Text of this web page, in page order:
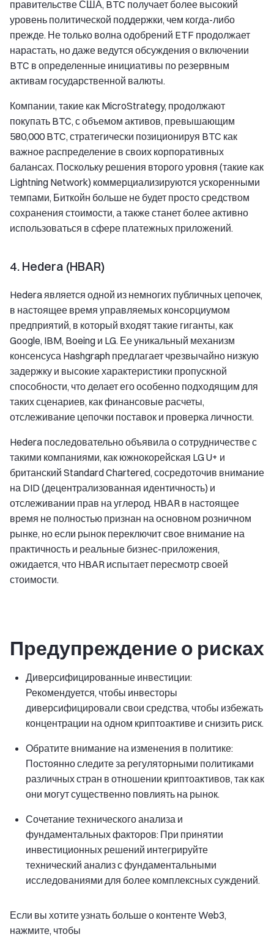
правительстве США, BTC получает более высокий
уровень политической поддержки, чем когда-либо
прежде. Не только волна одобрений ETF продолжает
нарастать, но даже ведутся обсуждения о включении
BTC в определенные инициативы по резервным
активам государственной валюты.
Компании, такие как MicroStrategy, продолжают
покупать BTC, с объемом активов, превышающим
580,000 BTC, стратегически позиционируя BTC как
важное распределение в своих корпоративных
балансах. Поскольку решения второго уровня (такие как
Lightning Network) коммерциализируются ускоренными
темпами, Биткойн больше не будет просто средством
сохранения стоимости, а также станет более активно
использоваться в сфере платежных приложений.
4. Hedera (HBAR)
Hedera является одной из немногих публичных цепочек,
в настоящее время управляемых консорциумом
предприятий, в который входят такие гиганты, как
Google, IBM, Boeing и LG. Ее уникальный механизм
консенсуса Hashgraph предлагает чрезвычайно низкую
задержку и высокие характеристики пропускной
способности, что делает его особенно подходящим для
таких сценариев, как финансовые расчеты,
отслеживание цепочки поставок и проверка личности.
Hedera последовательно объявила о сотрудничестве с
такими компаниями, как южнокорейская LG U+ и
британский Standard Chartered, сосредоточив внимание
на DID (децентрализованная идентичность) и
отслеживании прав на углерод. HBAR в настоящее
время не полностью признан на основном розничном
рынке, но если рынок переключит свое внимание на
практичность и реальные бизнес-приложения,
ожидается, что HBAR испытает пересмотр своей
стоимости.
Предупреждение о рисках
Диверсифицированные инвестиции:
Рекомендуется, чтобы инвесторы
диверсифицировали свои средства, чтобы избежать
концентрации на одном криптоактиве и снизить риск.
Обратите внимание на изменения в политике:
Постоянно следите за регуляторными политиками
различных стран в отношении криптоактивов, так как
они могут существенно повлиять на рынок.
Сочетание технического анализа и
фундаментальных факторов: При принятии
инвестиционных решений интегрируйте
технический анализ с фундаментальными
исследованиями для более комплексных суждений.
Если вы хотите узнать больше о контенте Web3,
нажмите, чтобы